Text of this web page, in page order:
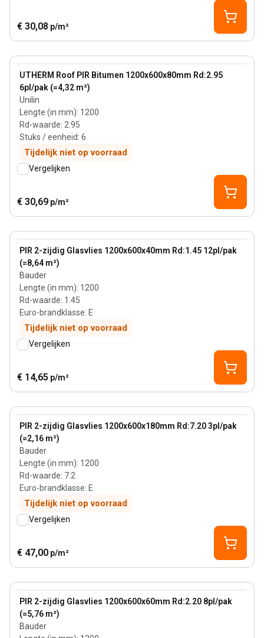
€ 30,08 p/m²
UTHERM Roof PIR Bitumen 1200x600x80mm Rd:2.95
6pl/pak (=4,32 m²)
Unilin
Lengte (in mm): 1200
Rd-waarde: 2.95
Stuks / eenheid: 6
Tijdelijk niet op voorraad
View product
Vergelijken
€ 30,69 p/m²
PIR 2-zijdig Glasvlies 1200x600x40mm Rd:1.45 12pl/pak
(=8,64 m²)
Bauder
Lengte (in mm): 1200
Rd-waarde: 1.45
Euro-brandklasse: E
Tijdelijk niet op voorraad
View product
Vergelijken
€ 14,65 p/m²
PIR 2-zijdig Glasvlies 1200x600x180mm Rd:7.20 3pl/pak
(=2,16 m²)
Bauder
Lengte (in mm): 1200
Rd-waarde: 7.2
Euro-brandklasse: E
Tijdelijk niet op voorraad
View product
Vergelijken
€ 47,00 p/m²
PIR 2-zijdig Glasvlies 1200x600x60mm Rd:2.20 8pl/pak
(=5,76 m²)
Bauder
View product